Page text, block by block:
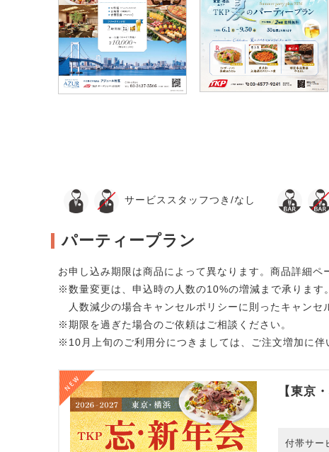
サービススタッフつき/なし
パーティープラン
お申し込み期限は商品によって異なります。商品詳細ペ
※数量変更は、申込時の人数の10%の増減まで承ります
人数減少の場合キャンセルポリシーに則ったキャンセ
※期限を過ぎた場合のご依頼はご相談ください。
※10月上旬のご利用分につきましては、ご注文増加に伴
【東京
付帯サー